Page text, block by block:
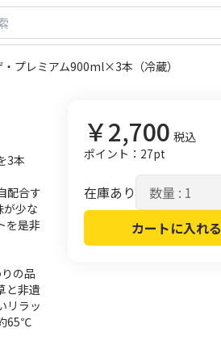
プレミアム900ml×3本（冷蔵）
3本
配合す
が少な
を是非
の品
と非遺
リラッ
65℃
￥2,700 税込
ポイント： 27pt
在庫あり
カートに入れる